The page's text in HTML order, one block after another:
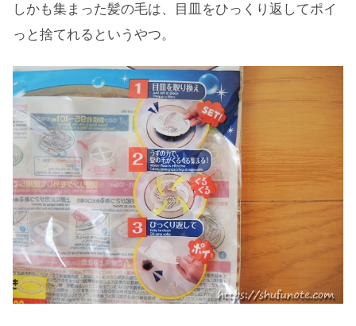
しかも集まった髪の毛は、目皿をひっくり返してポイ
っと捨てれるというやつ。